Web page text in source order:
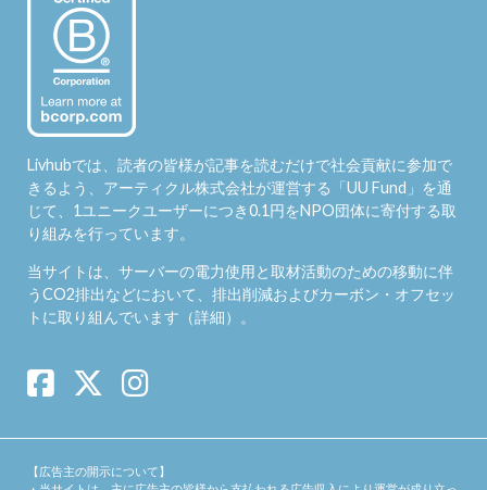
Livhubでは、読者の皆様が記事を読むだけで社会貢献に参加で
きるよう、アーティクル株式会社が運営する「UU Fund 」を通
じて、1ユニークユーザーにつき0.1円をNPO団体に寄付する取
り組みを行っています。
当サイトは、サーバーの電力使用と取材活動のための移動に伴
うCO2排出などにおいて、排出削減およびカーボン・オフセッ
トに取り組んでいます（詳細）。
【広告主の開示について】